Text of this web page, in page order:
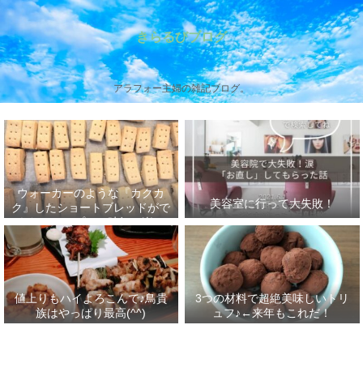
きらるびブログ
アラフォー主婦の雑記ブログ。
ウォーカーのような『カクカ
ク』したショートブレッドがで
きた！フープロで時短＆楽チ
ン！
美容室に行って大失敗！
値上りもハイよろこんで♪鳥貴
族はやっぱり最高(^^)
3つの材料で超絶美味しいトリ
ュフ♪←来年もこれだ！